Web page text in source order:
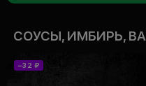
СОУСЫ, ИМБИРЬ,
−32 ₽